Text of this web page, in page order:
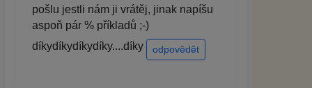
pošlu jestli nám ji vrátěj, jinak napíšu
aspoň pár % příkladů ;-)
díkydíkydíkydíky....díky
odpovědět